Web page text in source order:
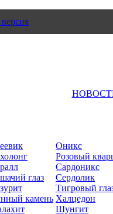
глаз
камень
Оникс
Розовый
Сардоникс
Сердолик
Тигровый
Халцедон
Шунгит